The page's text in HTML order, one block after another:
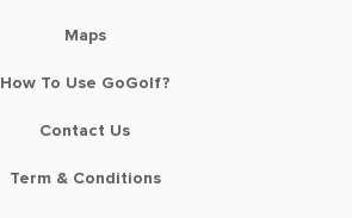
Maps
How To Use GoGolf?
Contact Us
Term & Conditions